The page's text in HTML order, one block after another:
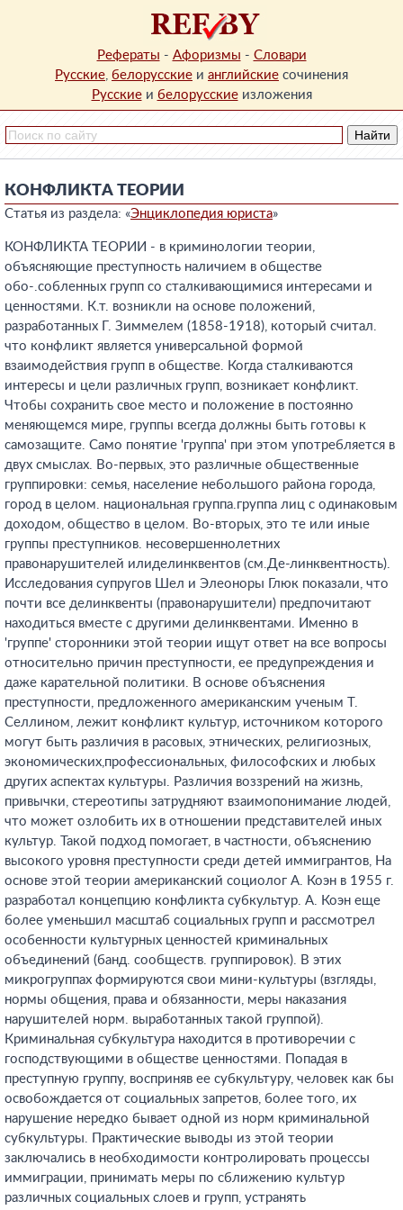
Рефераты - Афоризмы - Словари
Русские, белорусские и английские сочинения
Русскиеи белорусскиеизложения
КОНФЛИКТА ТЕОРИИ
Статья из раздела: «Энциклопедия юриста»
КОНФЛИКТА ТЕОРИИ - в криминологии теории,
объясняющие преступность наличием в обществе
обо-.собленных групп со сталкивающимися интересами и
ценностями. К.т. возникли на основе положений,
разработанных Г. Зиммелем (1858-1918), который считал.
что конфликт является универсальной формой
взаимодействия групп в обществе. Когда сталкиваются
интересы и цели различных групп, возникает конфликт.
Чтобы сохранить свое место и положение в постоянно
меняющемся мире, группы всегда должны быть готовы к
самозащите. Само понятие 'группа' при этом употребляется в
двух смыслах. Во-первых, это различные общественные
группировки: семья, население небольшого района города,
город в целом. национальная группа.группа лиц с одинаковым
доходом, общество в целом. Во-вторых, это те или иные
группы преступников. несовершеннолетних
правонарушителей илиделинквентов (см.Де-линквентность).
Исследования супругов Шел и Элеоноры Глюк показали, что
почти все делинквенты (правонарушители) предпочитают
находиться вместе с другими делинквентами. Именно в
'группе' сторонники этой теории ищут ответ на все вопросы
относительно причин преступности, ее предупреждения и
даже карательной политики. В основе объяснения
преступности, предложенного американским ученым Т.
Селлином, лежит конфликт культур, источником которого
могут быть различия в расовых, этнических, религиозных,
экономических,профессиональных, философских и любых
других аспектах культуры. Различия воззрений на жизнь,
привычки, стереотипы затрудняют взаимопонимание людей,
что может озлобить их в отношении представителей иных
культур. Такой подход помогает, в частности, объяснению
высокого уровня преступности среди детей иммигрантов, На
основе этой теории американский социолог А. Коэн в 1955 г.
разработал концепцию конфликта субкультур. А. Коэн еще
более уменьшил масштаб социальных групп и рассмотрел
особенности культурных ценностей криминальных
объединений (банд. сообществ. группировок). В этих
микрогруппах формируются свои мини-культуры (взгляды,
нормы общения, права и обязанности, меры наказания
нарушителей норм. выработанных такой группой).
Криминальная субкультура находится в противоречии с
господствующими в обществе ценностями. Попадая в
преступную группу, восприняв ее субкультуру, человек как бы
освобождается от социальных запретов, более того, их
нарушение нередко бывает одной из норм криминальной
субкультуры. Практические выводы из этой теории
заключались в необходимости контролировать процессы
иммиграции, принимать меры по сближению культур
различных социальных слоев и групп, устранять